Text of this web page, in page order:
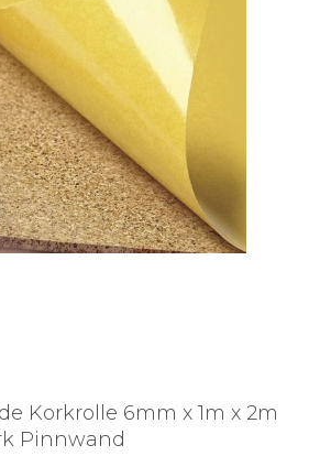
Korkrolle 6mm x 1m x 2m
Pinnwand